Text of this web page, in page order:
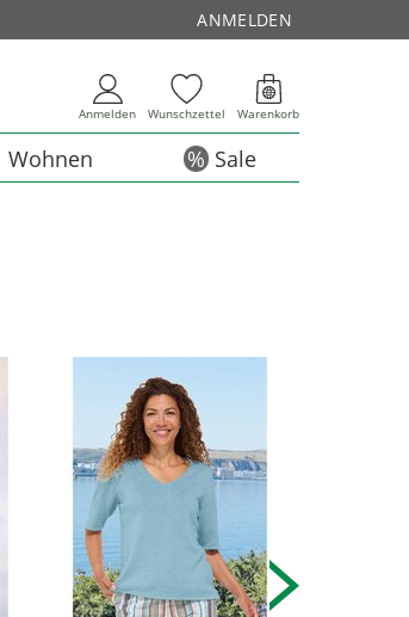
ANMELDEN
Anmelden Wunschzettel Warenkorb
Wohnen Sale